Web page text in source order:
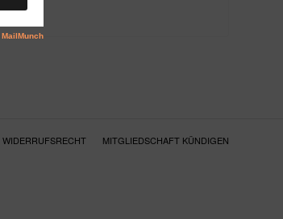
WIDERRUFSRECHT MITGLIEDSCHAFT KÜNDIGEN